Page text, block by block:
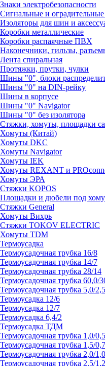
Знаки электробезопасности
Сигнальные и
Изоляторы для шин и
Коробки металлические
Коробки распаячные ПВХ
Наконечники, гильзы,
Лента спиральная
Протяжки, прутки, чулки
Шины "0", блоки
Шины "0" на DIN-рейку
Шины в корпусе
Шины "0" Navigator
Шины "0" без изолятора
Стяжки, хомуты, площадки
Хомуты (Китай)
Хомуты DKC
Хомуты Navigator
Хомуты IEK
Хомуты REXANT и
Хомуты ЭРА
Стяжки KOPOS
Площадки и дюбели под
Стяжки General
Хомуты Вихрь
Стяжки TOKOV ELECTRIC
Хомуты TDM
Термоусадка
Термоусадочная трубка 16/8
Термоусадочная трубка 14/7
Термоусадочная трубка 28/14
Термоусадочная трубка 60,0/
Термоусадочная трубка 5,0/2,5
Термоусадка 12/6
Термоусадка 12/7
Термоусадка 6,4/2
Термоусадка ТДМ
Термоусадочная трубка 1,0/0,5
Термоусадочная трубка 1,5/
Термоусадочная трубка 2,0/1,0
Термоусадочная трубка 2,5/